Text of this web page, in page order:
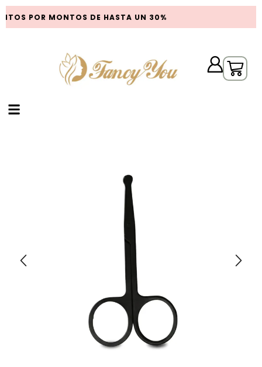
POR MONTOS DE HASTA UN 30%